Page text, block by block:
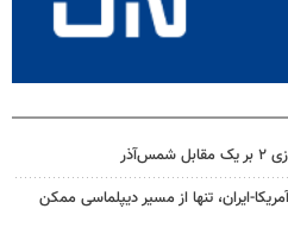
ایران، تنها از مسیر دیپلماسی ممکن